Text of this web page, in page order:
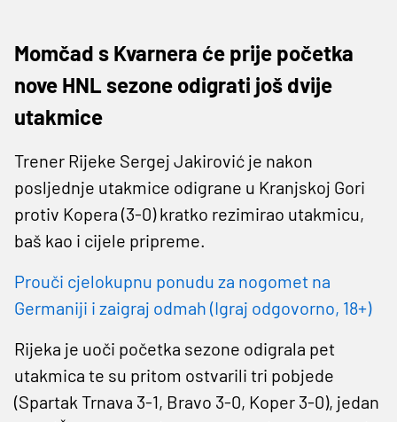
Momčad s Kvarnera će prije početka
nove HNL sezone odigrati još dvije
utakmice
Trener Rijeke Sergej Jakirović je nakon
posljednje utakmice odigrane u Kranjskoj Gori
protiv Kopera (3-0) kratko rezimirao utakmicu,
baš kao i cijele pripreme.
Prouči cjelokupnu ponudu za nogomet na
Germaniji i zaigraj odmah (Igraj odgovorno, 18+)
Rijeka je uoči početka sezone odigrala pet
utakmica te su pritom ostvarili tri pobjede
(Spartak Trnava 3-1, Bravo 3-0, Koper 3-0), jedan